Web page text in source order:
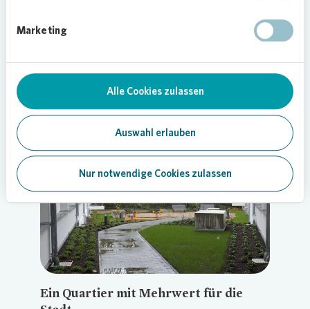
Marketing
Alle Cookies zulassen
Auswahl erlauben
Nur notwendige Cookies zulassen
Video-Gegensprechanlage und bodengleiche
Fernwärmeversorgung tragen zur Reduktion des
Energieverbrauchs bei und unterstützen das von
Vonoviaangestrebte Ziel eines klimaneutralen
Gebäudebestands bis 2045.
Loading...
Ein Quartier mit Mehrwert für die